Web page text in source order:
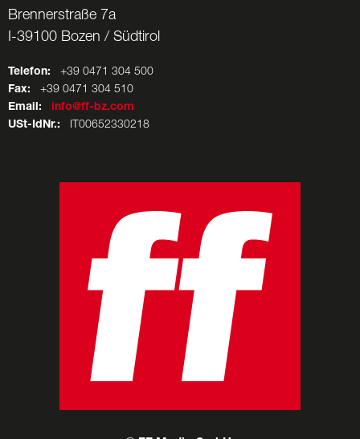
Brennerstraße 7a
I-39100 Bozen / Südtirol
Telefon: +39 0471 304 500
Fax: +39 0471 304 510
Email:
info@ff-bz.com
USt-IdNr.: IT00652330218